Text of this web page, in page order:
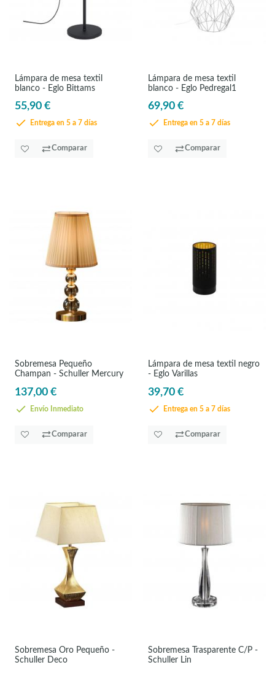
Lámpara de mesa textil
blanco - Eglo Bittams
55,90 €
Entrega en 5 a 7 días
Comparar
Lámpara de mesa textil
blanco - Eglo Pedregal1
69,90 €
Entrega en 5 a 7 días
Comparar
Sobremesa Pequeño
Champan - Schuller Mercury
137,00 €
Envío Inmediato
Comparar
Lámpara de mesa textil negro
- Eglo Varillas
39,70 €
Entrega en 5 a 7 días
Comparar
Sobremesa Oro Pequeño -
Schuller Deco
Sobremesa Trasparente C/P -
Schuller Lin